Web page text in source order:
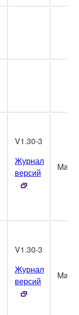
V1.30-3
Журнал
версий
Mac
V1.30-3
Журнал
версий
Mac